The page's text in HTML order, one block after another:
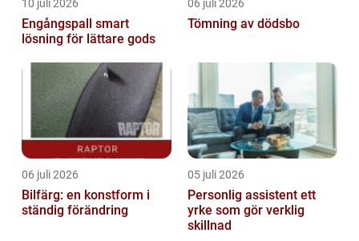
10 juli 2026
Engångspall smart
lösning för lättare gods
06 juli 2026
Tömning av dödsbo
06 juli 2026
Bilfärg: en konstform i
ständig förändring
05 juli 2026
Personlig assistent ett
yrke som gör verklig
skillnad